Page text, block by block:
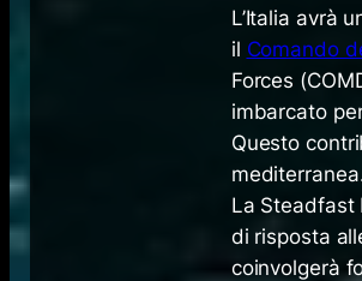
L’Italia avrà
il Comando
Forces
imbarcato
Questo
La Steadfast
di risposta
coinvolgerà